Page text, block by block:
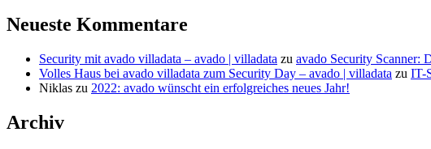
Neueste Kommentare
Security mit avado villadata – avado | villadata zu avado Security Scanner:
Volles Haus bei avado villadata zum Security Day – avado | villadata zu IT-
Niklas zu 2022: avado wünscht ein erfolgreiches neues Jahr!
Archiv